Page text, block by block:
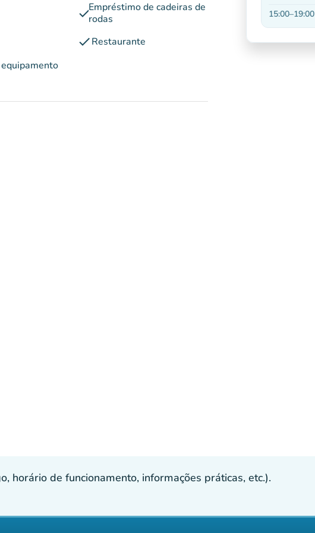
checkEmpréstimo de cadeiras de
rodas
checkRestaurante
15:00–19:00
horário de funcionamento, informações práticas, etc.).